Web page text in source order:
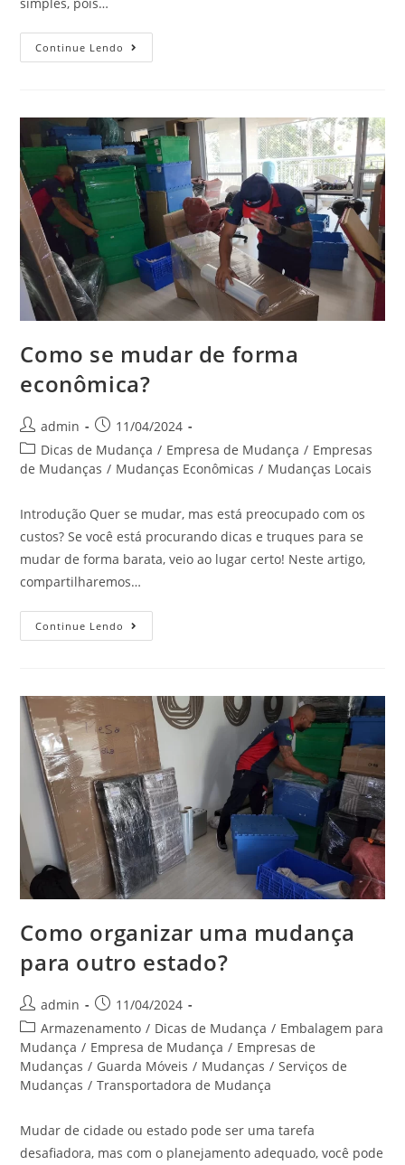
Continue Lendo
Como se mudar de forma
econômica?
admin
11/04/2024
Dicas de Mudança / Empresa de Mudança / Empresas
de Mudanças / Mudanças Econômicas / Mudanças Locais
Introdução Quer se mudar, mas está preocupado com os
custos? Se você está procurando dicas e truques para se
mudar de forma barata, veio ao lugar certo! Neste artigo,
compartilharemos…
Continue Lendo
Como organizar uma mudança
para outro estado?
admin
11/04/2024
Armazenamento / Dicas de Mudança / Embalagem para
Mudança / Empresa de Mudança / Empresas de
Mudanças / Guarda Móveis / Mudanças / Serviços de
Mudanças / Transportadora de Mudança
Mudar de cidade ou estado pode ser uma tarefa
desafiadora, mas com o planejamento adequado, você pode